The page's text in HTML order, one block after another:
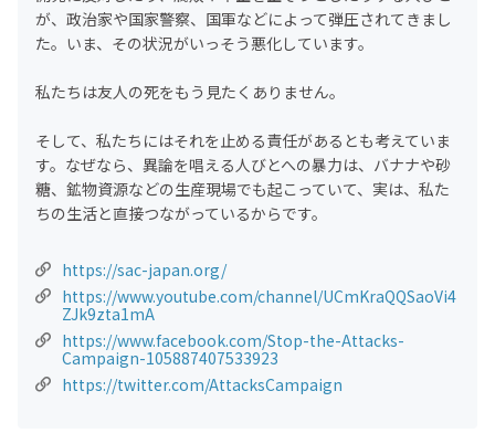
が、政治家や国家警察、国軍などによって弾圧されてきまし
た。いま、その状況がいっそう悪化しています。
私たちは友人の死をもう見たくありません。
そして、私たちにはそれを止める責任があるとも考えていま
す。なぜなら、異論を唱える人びとへの暴力は、バナナや砂
糖、鉱物資源などの生産現場でも起こっていて、実は、私た
ちの生活と直接つながっているからです。
https://sac-japan.org/
https://www.youtube.com/channel/UCmKraQQSaoVi4
ZJk9zta1mA
https://www.facebook.com/Stop-the-Attacks-
Campaign-105887407533923
https://twitter.com/AttacksCampaign